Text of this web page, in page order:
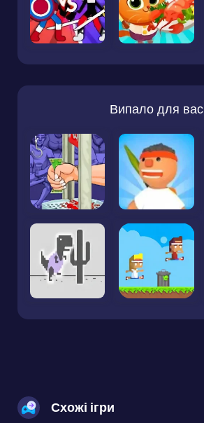
Випало для вас
Схожі ігри